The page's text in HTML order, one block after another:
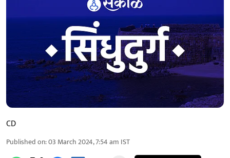
CD
Published on:03 March 2024, 7:54 am IST